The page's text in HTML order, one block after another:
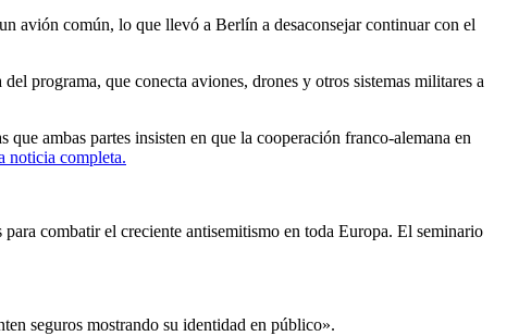
avión común, lo que llevó a Berlín a desaconsejar continuar con el
programa, que conecta aviones, drones y otros sistemas militares a
ambas partes insisten en que la cooperación franco-alemana en
noticia completa.
combatir el creciente antisemitismo en toda Europa. El seminario
seguros mostrando su identidad en público».